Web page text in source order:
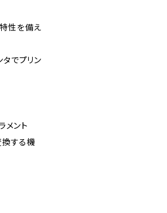
性を備え
でプリン
メント
する機